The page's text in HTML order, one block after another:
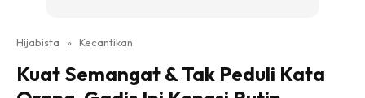
Hijabista » Kecantikan
Kuat Semangat & Tak Peduli Kata